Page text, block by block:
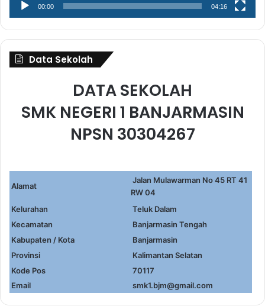
00:00 04:16
Data Sekolah
DATA SEKOLAH
SMK NEGERI 1 BANJARMASIN
NPSN 30304267
Alamat
Jalan Mulawarman No 45 RT 41
RW 04
Kelurahan
Teluk Dalam
Kecamatan
Banjarmasin Tengah
Kabupaten / Kota
Banjarmasin
Provinsi
Kalimantan Selatan
Kode Pos
70117
Email
smk1.bjm@gmail.com